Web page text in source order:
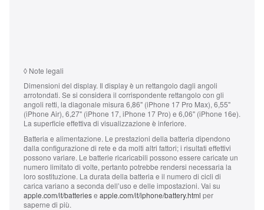
◊ Note legali
Dimensioni del display. Il display è un rettangolo dagli angoli
arrotondati. Se si considera il corrispondente rettangolo con gli
angoli retti, la diagonale misura 6,86" (iPhone 17 Pro Max), 6,55"
(iPhone Air), 6,27" (iPhone 17, iPhone 17 Pro) e 6,06" (iPhone 16e).
La superficie effettiva di visualizzazione è inferiore.
Batteria e alimentazione. Le prestazioni della batteria dipendono
dalla configurazione di rete e da molti altri fattori; i risultati effettivi
possono variare. Le batterie ricaricabili possono essere caricate un
numero limitato di volte, pertanto potrebbe rendersi necessaria la
loro sostituzione. La durata della batteria e il numero di cicli di
carica variano a seconda dell’uso e delle impostazioni. Vai su
apple.com/it/batteriese apple.com/it/iphone/battery.html per
saperne di più.